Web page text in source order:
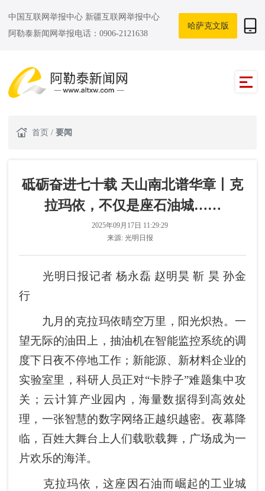
中国互联网举报中心 新疆互联网举报中心
阿勒泰新闻网举报电话：0906-2121638
哈萨克文版
首页 / 要闻
砥砺奋进七十载 天山南北谱华章丨克
拉玛依，不仅是座石油城……
2025年09月17日 11:29:29
来源: 光明日报
光明日报记者 杨永磊 赵明昊 靳 昊 孙金
行
九月的克拉玛依晴空万里，阳光炽热。一
望无际的油田上，抽油机在智能监控系统的调
度下日夜不停地工作；新能源、新材料企业的
实验室里，科研人员正对“卡脖子”难题集中攻
关；云计算产业园内，海量数据得到高效处
理，一张智慧的数字网络正越织越密。夜幕降
临，百姓大舞台上人们载歌载舞，广场成为一
片欢乐的海洋。
克拉玛依，这座因石油而崛起的工业城